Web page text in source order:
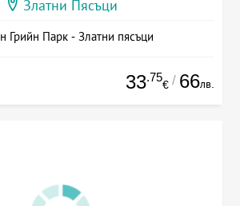
Златни Пясъци
Грийн Парк - Златни пясъци
33.75
€ / 66лв.